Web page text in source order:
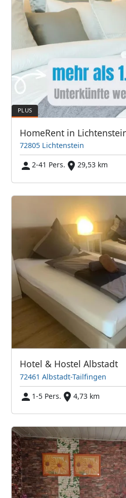
72805 Lichtenstein
2-41 Pers.
29,53 km
Hotel & Hostel Albstadt
72461 Albstadt-Tailfingen
1-5 Pers.
4,73 km